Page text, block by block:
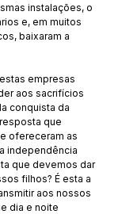
instalações, o
e, em muitos
baixaram a
empresas
aos sacrifícios
conquista da
que
ofereceram as
independência
que devemos dar
filhos? É esta a
aos nossos
dia e noite